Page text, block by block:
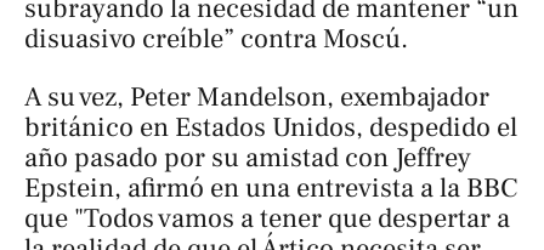
subrayando la necesidad de mantener “un
disuasivo creíble” contra Moscú.
A su vez, Peter Mandelson, exembajador
británico en Estados Unidos, despedido el
año pasado por su amistad con Jeffrey
Epstein, afirmó en una entrevista a la BBC
que "Todos vamos a tener que despertar a